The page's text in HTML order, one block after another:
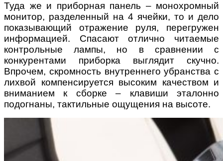
Туда же и приборная панель – монохромный
монитор, разделенный на 4 ячейки, то и дело
показывающий отражение руля, перегружен
информацией. Спасают отлично читаемые
контрольные лампы, но в сравнении с
конкурентами приборка выглядит скучно.
Впрочем, скромность внутреннего убранства с
лихвой компенсируется высоким качеством и
вниманием к сборке – клавиши эталонно
подогнаны, тактильные ощущения на высоте.